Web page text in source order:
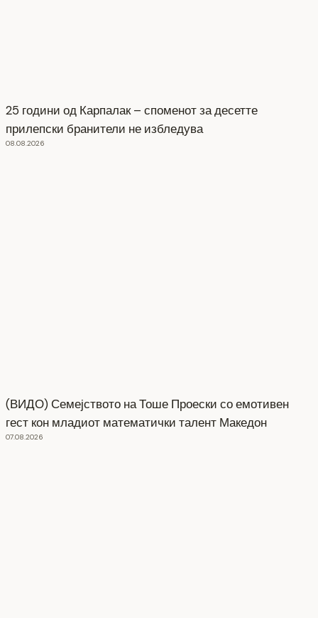
25 години од Карпалак – споменот за десетте
прилепски бранители не избледува
08.08.2026
(ВИДО) Семејството на Тоше Проески со емотивен
гест кон младиот математички талент Македон
07.08.2026